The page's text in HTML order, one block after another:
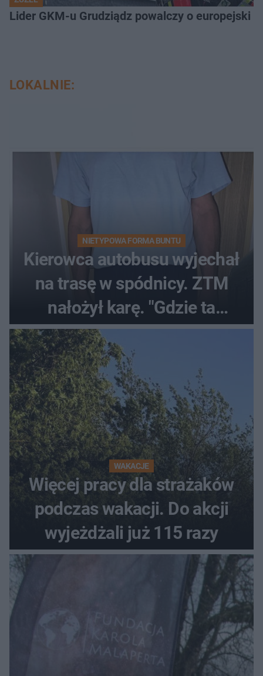
Lider GKM-u Grudziądz powalczy o europejski
LOKALNIE:
NIETYPOWA FORMA BUNTU
Kierowca autobusu wyjechał
na trasę w spódnicy. ZTM
nałożył karę. "Gdzie ta
tolerancja?"
WAKACJE
Więcej pracy dla strażaków
podczas wakacji. Do akcji
wyjeżdżali już 115 razy